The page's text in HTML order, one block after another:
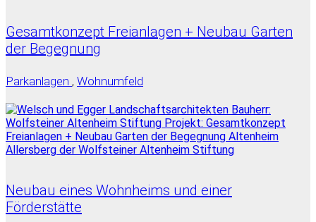
Gesamtkonzept Freianlagen + Neubau Garten
der Begegnung
Parkanlagen , Wohnumfeld
Neubau eines Wohnheims und einer
Förderstätte